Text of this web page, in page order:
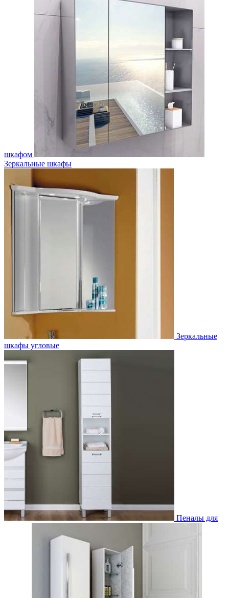
шкафом
Зеркальные шкафы
Зеркальные
шкафы угловые
Пеналы для